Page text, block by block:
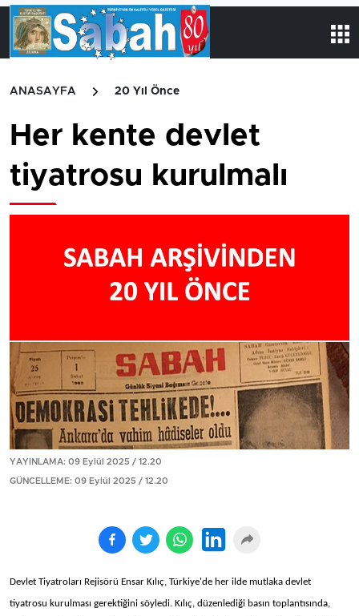
ANASAYFA 20 Yıl Önce
Her kente devlet
tiyatrosu kurulmalı
YAYINLAMA: 09 Eylül 2025 / 12.20
GÜNCELLEME: 09 Eylül 2025 / 12.20
Devlet Tiyatroları Rejisörü Ensar Kılıç, Türkiye'de her ilde mutlaka devlet
tiyatrosu kurulması gerektiğini söyledi. Kılıç, düzenlediği basın toplantısında,